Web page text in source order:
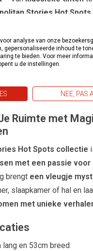
Stories Hot
aansluiten bij
– Dankzij het
is dit behang eenvoudig
Ruimte met
Hot Spots collectie
met een passie voor
brengt een vleugje
slaapkamer of hal en
met unieke
lang en 53cm breed
analyse van onze
gepersonaliseerde inhoud te
te bieden. Voor meer
u de instellingen.
NEE, PAS